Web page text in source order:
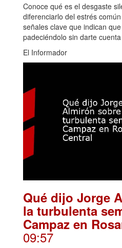
Conoce qué es el desgaste
diferenciarlo del estrés
señales clave que indican
padeciéndolo sin darte cuenta
El Informador
Qué dijo Jorge
la turbulenta
Campaz en
09:57